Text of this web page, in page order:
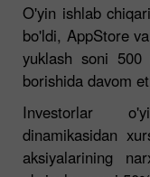
O'yin ishlab
bo'ldi, AppStore
yuklash soni
borishida davom
Investorlar
dinamikasidan
aksiyalarining